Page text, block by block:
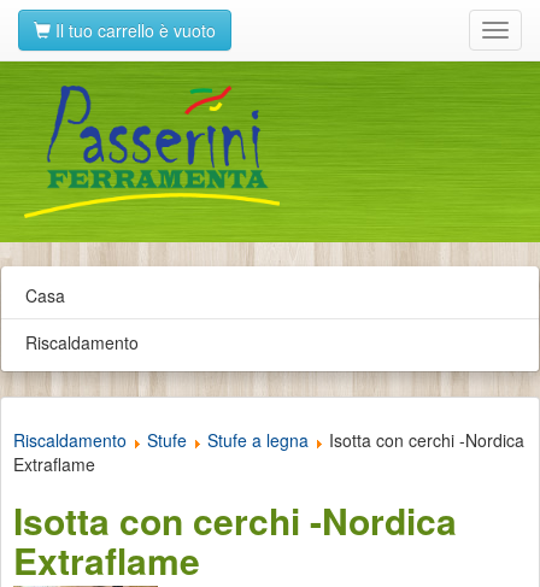
Il tuo carrello è vuoto
Casa
Riscaldamento
Riscaldamento Stufe Stufe a legna
Isotta con cerchi -Nordica
Extraflame
Isotta con cerchi -Nordica
Extraflame